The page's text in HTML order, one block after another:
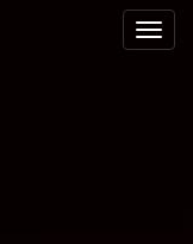
Toggle